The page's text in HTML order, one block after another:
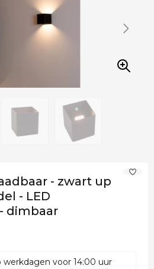
- zwart up
- LED
dimbaar
werkdagen voor 14:00 uur